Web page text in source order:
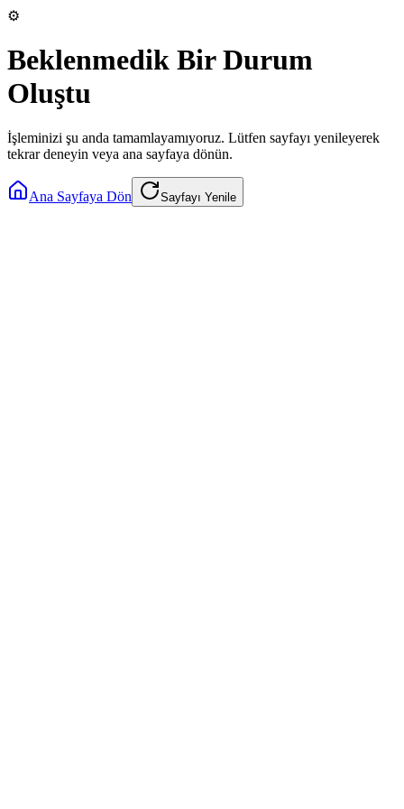
⚙️
Beklenmedik Bir Durum
Oluştu
İşleminizi şu anda tamamlayamıyoruz. Lütfen sayfayı yenileyerek
tekrar deneyin veya ana sayfaya dönün.
Ana Sayfaya Dön Sayfayı Yenile